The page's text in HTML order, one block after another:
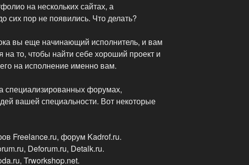
на нескольких сайтах, а
сих пор не появились. Что делать?
вы еще начинающий исполнитель, и вам
на то, чтобы найти себе хороший проект и
его на исполнение именно вам.
специализированных форумах,
вашей специальности. Вот некоторые
Freelance.ru, форум Kadrof.ru.
Deforum.ru, Detalk.ru.
Trworkshop.net.